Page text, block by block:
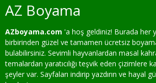
AZ Boyama
AZboyama.com 'a hoş geldiniz! Burada her
birbirinden güzel ve tamamen ücretsiz
bulabilirsiniz. Sevimli hayvanlardan masal
temalardan yaratıcılığı teşvik eden çizimlere
şeyler var. Sayfaları indirip yazdırın ve hayal